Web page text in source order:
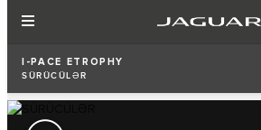
I‑PACE ETROPHY
SÜRÜCÜLƏR